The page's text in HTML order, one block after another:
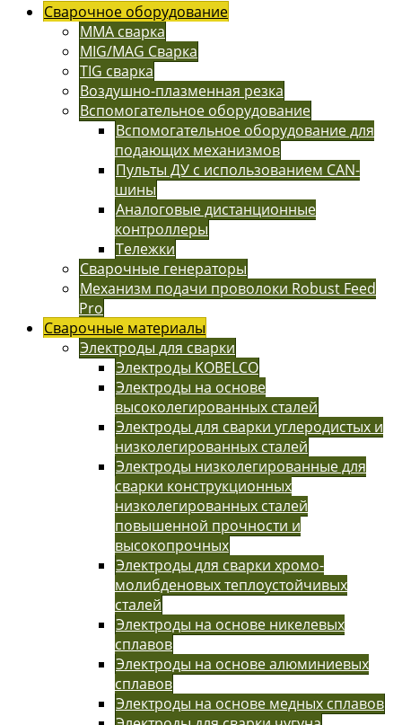
Сварочное оборудование
MMA сварка
MIG/MAG Сварка
TIG сварка
Воздушно-плазменная резка
Вспомогательное оборудование
Вспомогательное оборудование для
подающих механизмов
Пульты ДУ с использованием CAN-
шины
Аналоговые дистанционные
контроллеры
Тележки
Сварочные генераторы
Механизм подачи проволоки Robust Feed
Pro
Сварочные материалы
Электроды для сварки
Электроды KOBELCO
Электроды на основе
высоколегированных сталей
Электроды для сварки углеродистых и
низколегированных сталей
Электроды низколегированные для
сварки конструкционных
низколегированных сталей
повышенной прочности и
высокопрочных
Электроды для сварки хромо-
молибденовых теплоустойчивых
сталей
Электроды на основе никелевых
сплавов
Электроды на основе алюминиевых
сплавов
Электроды на основе медных сплавов